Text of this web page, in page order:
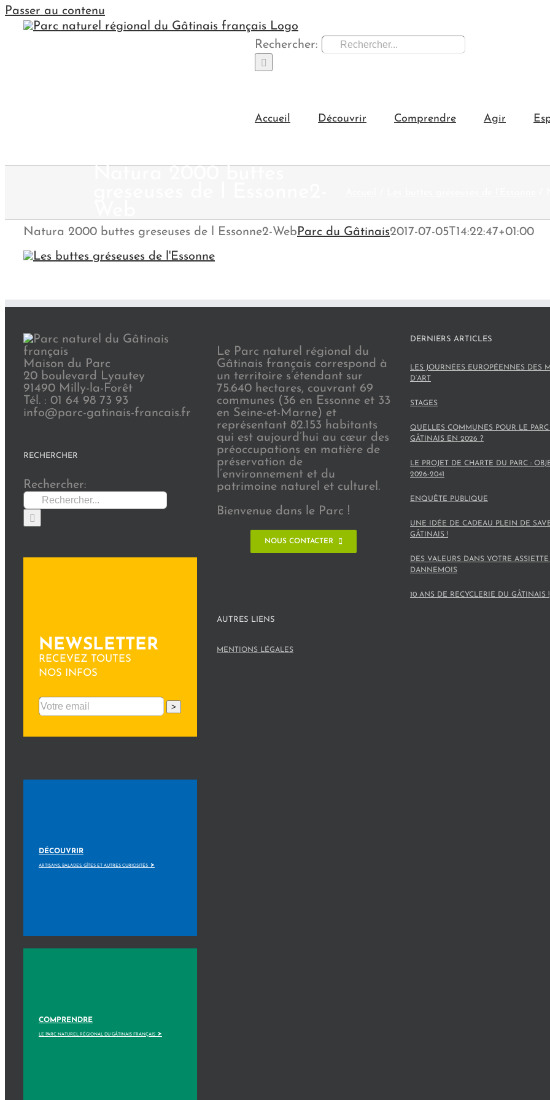
Passer au contenu
Rechercher:
Accueil Découvrir Comprendre Agir
Natura 2000 buttes greseuses de l Essonne2-WebParc du Gâtinais2017-07-05T14:22:47+01:00
Maison du Parc
20 boulevard Lyautey
91490 Milly-la-Forêt
Tél. : 01 64 98 73 93
info@parc-gatinais-francais.fr
RECHERCHER
Rechercher:
NEWSLETTER
RECEVEZ TOUTES
NOS INFOS
>
DÉCOUVRIR
ARTISANS, BALADES, GÎTES ET AUTRES CURIOSITÉS >
COMPRENDRE
LE PARC NATUREL RÉGIONAL DU GÂTINAIS FRANÇAIS >
Le Parc naturel régional du
Gâtinais français correspond à
un territoire s’étendant sur
75.640 hectares, couvrant 69
communes (36 en Essonne et 33
en Seine-et-Marne) et
représentant 82.153 habitants
qui est aujourd’hui au cœur des
préoccupations en matière de
préservation de
l’environnement et du
patrimoine naturel et culturel.
Bienvenue dans le Parc !
NOUS CONTACTER
DERNIERS ARTICLES
LES JOURNÉES EUROPÉENNES DES
D’ART
STAGES
QUELLES COMMUNES POUR LE
GÂTINAIS EN 2026 ?
LE PROJET DE CHARTE DU PARC :
2026-2041
ENQUÊTE PUBLIQUE
UNE IDÉE DE CADEAU PLEIN DE
GÂTINAIS !
DES VALEURS DANS VOTRE
DANNEMOIS
10 ANS DE RECYCLERIE DU GÂTINAIS !
AUTRES LIENS
MENTIONS LÉGALES